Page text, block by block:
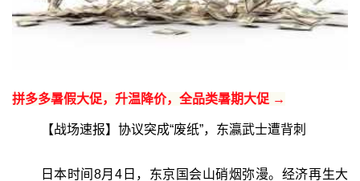
拼多多暑假大促，升温降价，全品类暑期大促 →
【战场速报】协议突成“废纸”，东瀛武士遭背刺
日本时间8月4日，东京国会山硝烟弥漫。经济再生大